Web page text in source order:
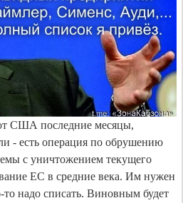
США последние месяцы,
- есть операция по обрушению
с уничтожением текущего
ЕС в средние века. Им нужен
надо списать. Виновным будет